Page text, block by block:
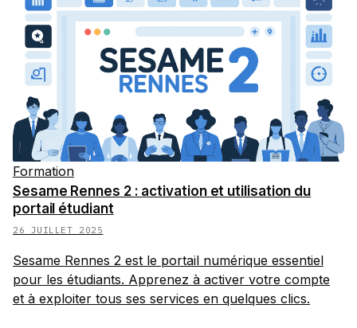
Formation
Sesame Rennes 2 : activation et utilisation du
portail étudiant
26 JUILLET 2025
Sesame Rennes 2 est le portail numérique essentiel
pour les étudiants. Apprenez à activer votre compte
et à exploiter tous ses services en quelques clics.